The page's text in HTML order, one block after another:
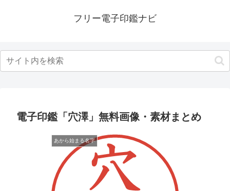
フリー電子印鑑ナビ
電子印鑑「穴澤」無料画像・素材まとめ
あから始まる名字